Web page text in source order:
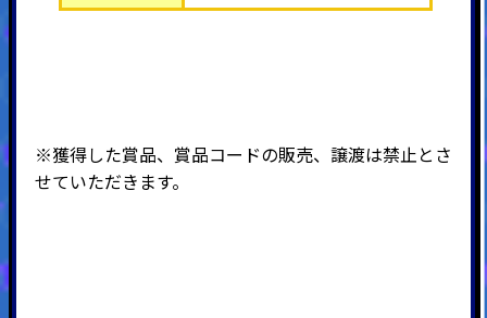
※獲得した賞品、賞品コードの販売、譲渡は禁止とさ
せていただきます。